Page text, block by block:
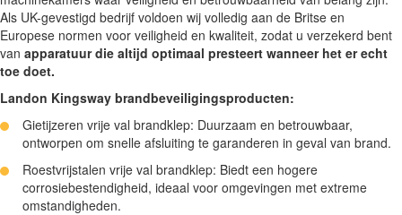
Als UK-gevestigd bedrijf voldoen wij volledig aan de Britse en
Europese normen voor veiligheid en kwaliteit, zodat u verzekerd bent
van apparatuur die altijd optimaal presteert wanneer het er echt
toe doet.
Landon Kingsway brandbeveiligingsproducten:
Gietijzeren vrije val brandklep: Duurzaam en betrouwbaar,
ontworpen om snelle afsluiting te garanderen in geval van brand.
Roestvrijstalen vrije val brandklep: Biedt een hogere
corrosiebestendigheid, ideaal voor omgevingen met extreme
omstandigheden.